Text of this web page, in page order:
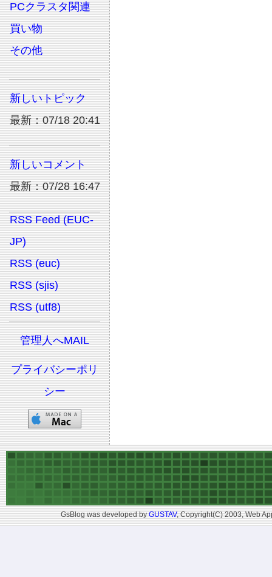
PCクラスタ関連
買い物
その他
新しいトピック
最新：07/18 20:41
新しいコメント
最新：07/28 16:47
RSS Feed (EUC-
JP)
RSS (euc)
RSS (sjis)
RSS (utf8)
管理人へMAIL
プライバシーポリ
シー
GsBlog was developed byGUSTAV, Copyright(C) 2003, Web